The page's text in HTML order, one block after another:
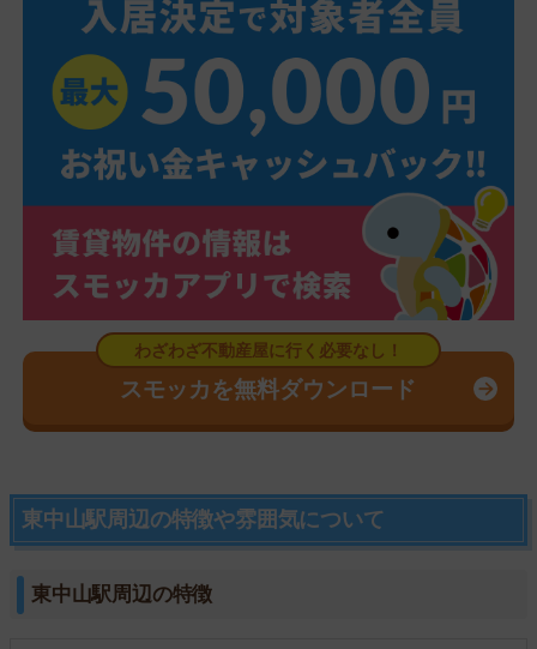
スモッカを無料ダウンロード
東中山駅周辺の特徴や雰囲気について
東中山駅周辺の特徴